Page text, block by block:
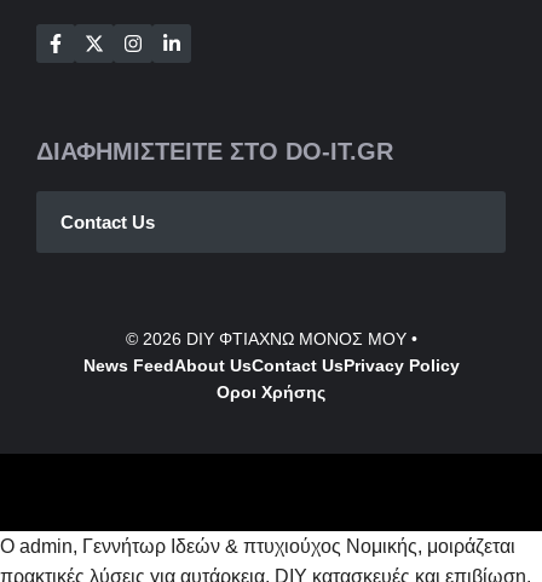
ΔΙΑΦΗΜΙΣΤΕΙΤΕ ΣΤΟ DO-IT.GR
Contact Us
© 2026 DIY ΦΤΙΑΧΝΩ ΜΟΝΟΣ ΜΟΥ•
News FeedAbout UsContactUsPrivacy Policy
Οροι Χρήσης
Ο admin, Γεννήτωρ Ιδεών & πτυχιούχος Νομικής, μοιράζεται
πρακτικές λύσεις για αυτάρκεια, DIY κατασκευές και επιβίωση.